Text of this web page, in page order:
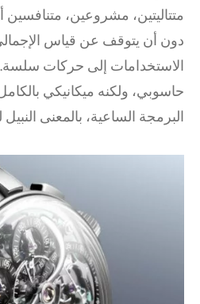
متتاليتين، مشروعين،
دون أن يتوقف عن قياس
الاستخدامات إلى حركات سلسة.
حاسوبي، ولكنه ميكانيكي
البرمجة الساعية، بالمعنى النبيل